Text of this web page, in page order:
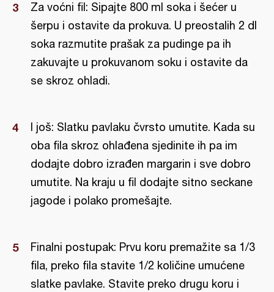
Za voćni fil: Sipajte 800 ml soka i šećer u
šerpu i ostavite da prokuva. U preostalih 2 dl
soka razmutite prašak za pudinge pa ih
zakuvajte u prokuvanom soku i ostavite da
se skroz ohladi.
I još: Slatku pavlaku čvrsto umutite. Kada su
oba fila skroz ohlađena sjedinite ih pa im
dodajte dobro izrađen margarin i sve dobro
umutite. Na kraju u fil dodajte sitno seckane
jagode i polako promešajte.
Finalni postupak: Prvu koru premažite sa 1/3
fila, preko fila stavite 1/2 količine umućene
slatke pavlake. Stavite preko drugu koru i